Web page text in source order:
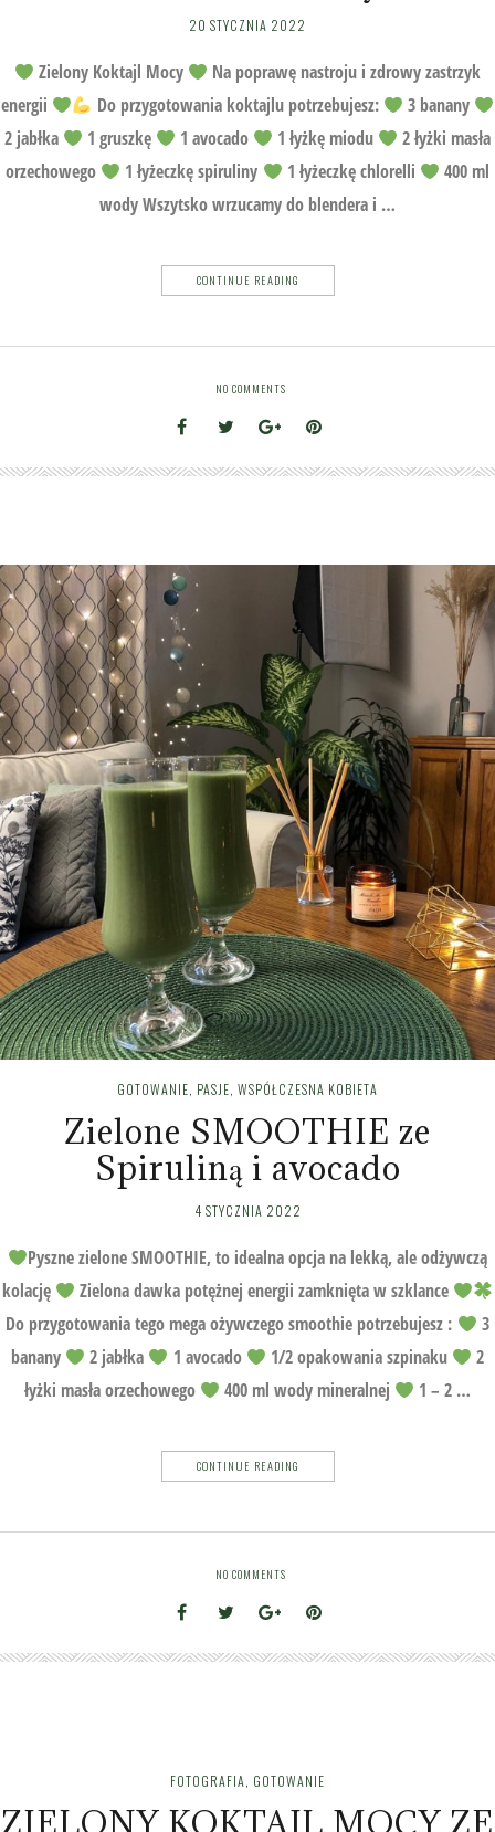
20 STYCZNIA 2022
Zielony Koktajl Mocy
Na poprawę nastroju i zdrowy zastrzyk
energii
Do przygotowania koktajlu potrzebujesz:
3 banany
2 jabłka
1 gruszkę 1 avocado 1 łyżkę miodu
2 łyżki masła
orzechowego
1 łyżeczkę spiruliny 1 łyżeczkę chlorelli
400 ml
wody Wszytsko wrzucamy do blendera i …
CONTINUE READING
NO COMMENTS
GOTOWANIE, PASJE, WSPÓŁCZESNA KOBIETA
Zielone SMOOTHIE ze
Spiruliną i avocado
4 STYCZNIA 2022
Pyszne zielone SMOOTHIE, to idealna opcja na lekką, ale odżywczą
kolację
Zielona dawka potężnej energii zamknięta w szklance
Do przygotowania tego mega ożywczego smoothie potrzebujesz :
3
banany
2 jabłka 1 avocado 1/2 opakowania szpinaku
2
łyżki masła orzechowego
400 ml wody mineralnej 1 – 2 …
CONTINUE READING
NO COMMENTS
FOTOGRAFIA, GOTOWANIE
ZIELONY KOKTAJL MOCY ZE